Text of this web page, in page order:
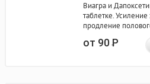
Виагра и
таблетке.
продление
от 90Р